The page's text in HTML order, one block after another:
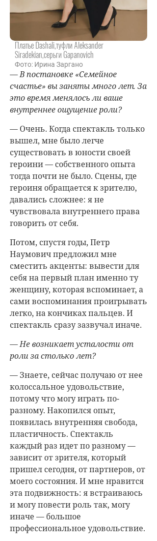
Платье Dashali,туфли Aleksander
Siradekian,серьги Gapanovich
Фото: Ирина Заргано
— В постановке «Семейное
счастье» вы заняты много лет. За
это время менялось ли ваше
внутреннее ощущение роли?
— Очень. Когда спектакль только
вышел, мне было легче
существовать в юности своей
героини — собственного опыта
тогда почти не было. Сцены, где
героиня обращается к зрителю,
давались сложнее: я не
чувствовала внутреннего права
говорить от себя.
Потом, спустя годы, Петр
Наумович предложил мне
сместить акценты: вывести для
себя на первый план именно ту
женщину, которая вспоминает, а
сами воспоминания проигрывать
легко, на кончиках пальцев. И
спектакль сразу зазвучал иначе.
— Не возникает усталости от
роли за столько лет?
— Знаете, сейчас получаю от нее
колоссальное удовольствие,
потому что могу играть по-
разному. Накопился опыт,
появилась внутренняя свобода,
пластичность. Спектакль
каждый раз идет по разному —
зависит от зрителя, который
пришел сегодня, от партнеров, от
моего состояния. И мне нравится
эта подвижность: я встраиваюсь
и могу повести роль так, могу
иначе — большое
профессиональное удовольствие.